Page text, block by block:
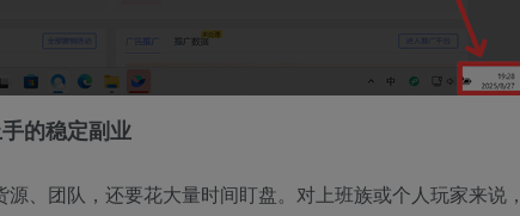
的稳定副业
、团队，还要花大量时间盯盘。对上班族或个人玩家来说